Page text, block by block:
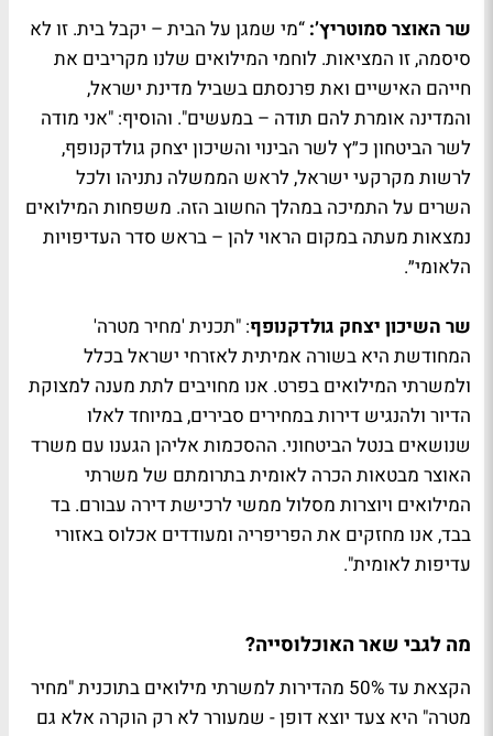
שר האוצר סמוטריץ’: “מי שמגן על הבית – יקבל בית. זו לא
סיסמה, זו המציאות. לוחמי המילואים שלנו מקריבים את
חייהם האישיים ואת פרנסתם בשביל מדינת ישראל,
והמדינה אומרת להם תודה – במעשים". והוסיף: "אני מודה
לשר הביטחון כ״ץ לשר הבינוי והשיכון יצחק גולדקנופף,
לרשות מקרקעי ישראל, לראש הממשלה נתניהו ולכל
השרים על התמיכה במהלך החשוב הזה. משפחות המילואים
נמצאות מעתה במקום הראוי להן – בראש סדר העדיפויות
הלאומי״.
שר השיכון יצחק גולדקנופף: "תכנית 'מחיר מטרה'
המחודשת היא בשורה אמיתית לאזרחי ישראל בכלל
ולמשרתי המילואים בפרט. אנו מחויבים לתת מענה למצוקת
הדיור ולהנגיש דירות במחירים סבירים, במיוחד לאלו
שנושאים בנטל הביטחוני. ההסכמות אליהן הגענו עם משרד
האוצר מבטאות הכרה לאומית בתרומתם של משרתי
המילואים ויוצרות מסלול ממשי לרכישת דירה עבורם. בד
בבד, אנו מחזקים את הפריפריה ומעודדים אכלוס באזורי
עדיפות לאומית".
מה לגבי שאר האוכלוסייה?
הקצאת עד 50% מהדירות למשרתי מילואים בתוכנית "מחיר
מטרה" היא צעד יוצא דופן - שמעורר לא רק הוקרה אלא גם